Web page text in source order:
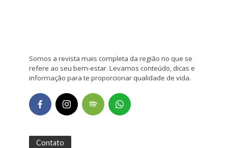
Somos a revista mais completa da região no que se
refere ao seu bem-estar. Levamos conteúdo, dicas e
informação para te proporcionar qualidade de vida.
Contato